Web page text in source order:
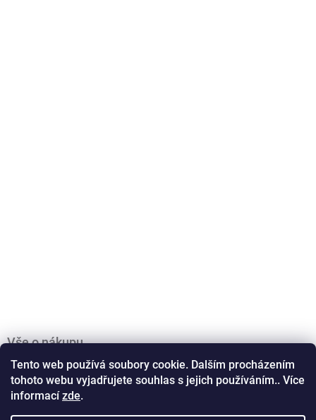
Tento web používá soubory cookie. Dalším procházením
tohoto webu vyjadřujete souhlas s jejich používáním.. Více
informacízde.
Vše o nákupu
Obchodní podmínky
Podmínky ochrany osobních údajů
Doprava a platba